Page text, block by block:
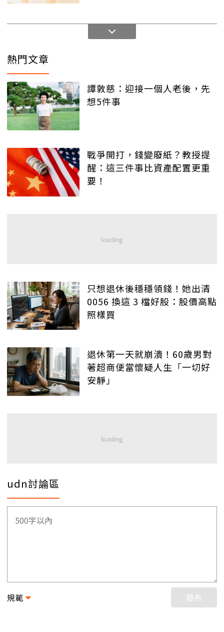
熱門文章
譚敦慈：迎接一個人老後，先
想5件事
戰爭開打，錢變廢紙？教授提
醒：這三件事比資產配置更重
要！
只想退休後穩穩領錢！她出清
0056 換這 3 檔好股：股價高點
照樣買
退休第一天就崩潰！60歲男對
著超商便當懷疑人生「一切好
安靜」
udn討論區
規範 發布